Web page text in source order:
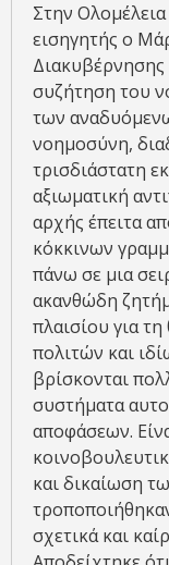
Στην
εισηγητής ο
Διακυβέρνησης
συζήτηση του
των
νοημοσύνη,
τρισδιάστατη
αξιωματική
αρχής έπειτα
κόκκινων
πάνω σε μια
ακανθώδη
πλαισίου για
πολιτών και
βρίσκονται
συστήματα
αποφάσεων.
και δικαίωση
σχετικά και